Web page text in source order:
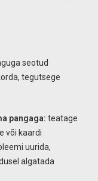
seotud
tegutsege
pangaga: teatage
või kaardi
uurida,
algatada